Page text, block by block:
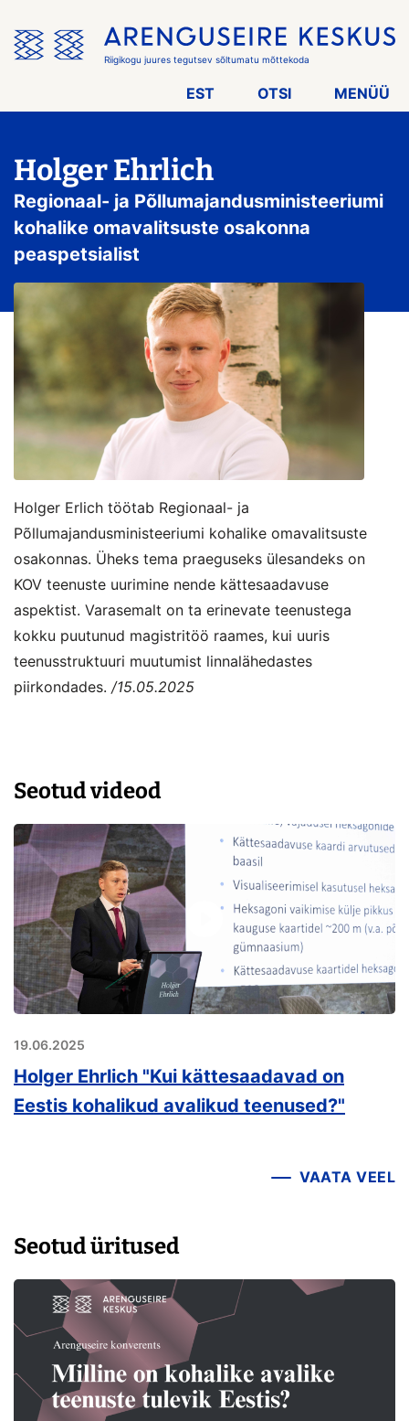
menüü
vahele
Riigikogu juures tegutsev sõltumatu mõttekoda
EST OTSI MENÜÜ
Holger Ehrlich
Regionaal- ja Põllumajandusministeeriumi
kohalike omavalitsuste osakonna
peaspetsialist
Holger Erlich töötab Regionaal- ja
Põllumajandusministeeriumi kohalike omavalitsuste
osakonnas. Üheks tema praeguseks ülesandeks on
KOV teenuste uurimine nende kättesaadavuse
aspektist. Varasemalt on ta erinevate teenustega
kokku puutunud magistritöö raames, kui uuris
teenusstruktuuri muutumist linnalähedastes
piirkondades. /15.05.2025
Seotud videod
19.06.2025
Holger Ehrlich "Kui kättesaadavad on
Eestis kohalikud avalikud teenused?"
VAATA VEEL
Seotud üritused